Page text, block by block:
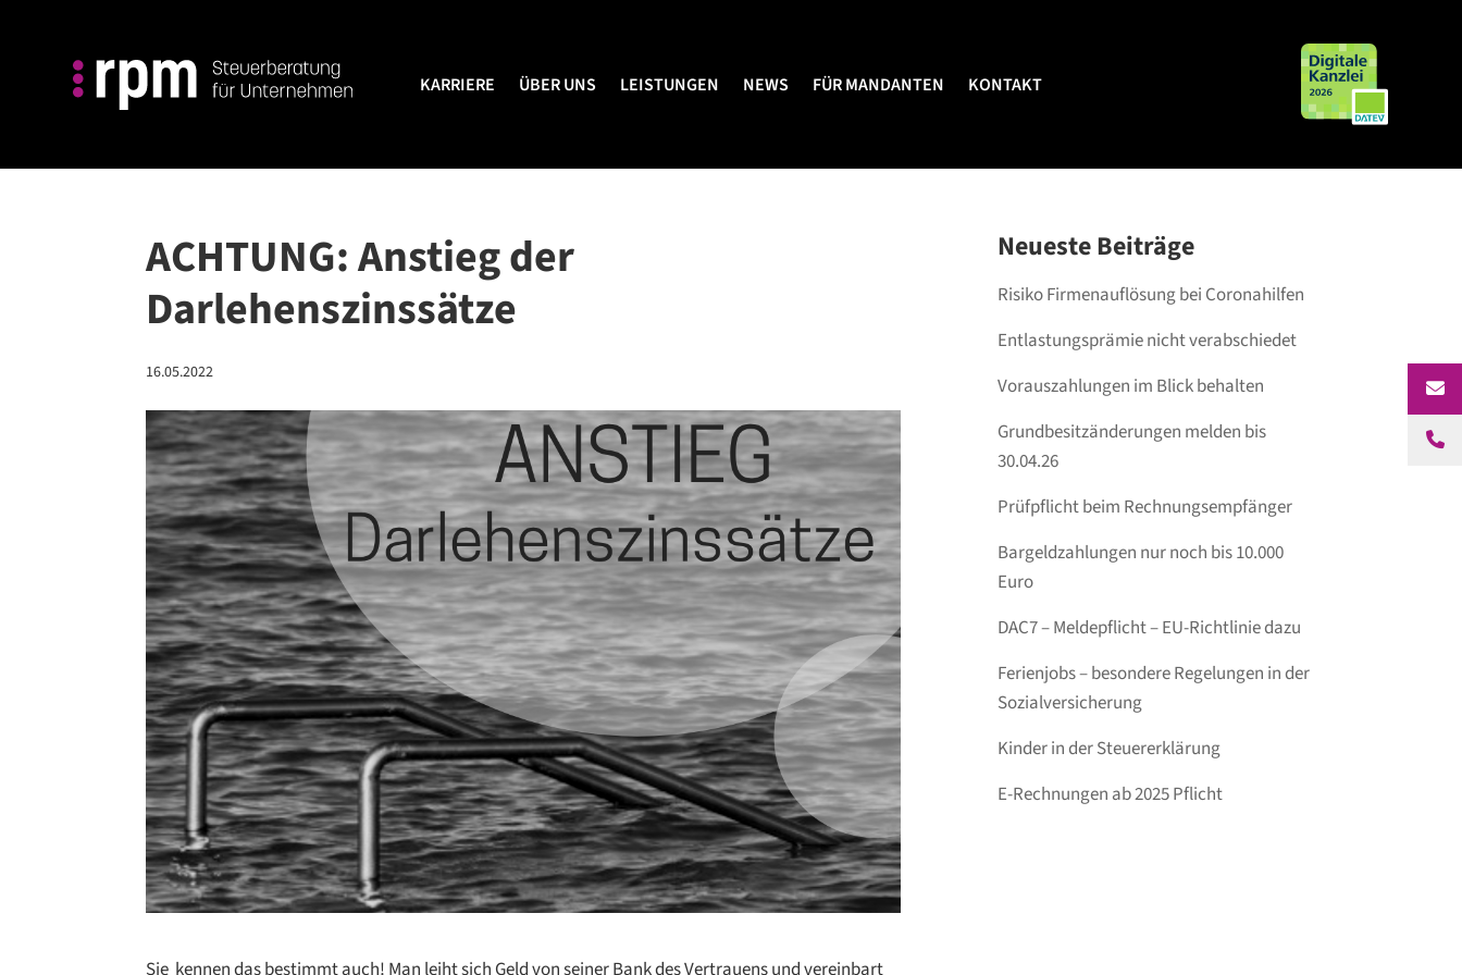
KARRIERE ÜBER UNS LEISTUNGEN NEWS FÜR MANDANTEN KONTAKT
ÜBER UNS FÜR MANDANTEN
ACHTUNG: Anstieg der
Darlehenszinssätze⁠
16.05.2022
Neueste Beiträge
Risiko Firmenauflösung bei Coronahilfen
Entlastungsprämie nicht verabschiedet
Vorauszahlungen im Blick behalten
Grundbesitzänderungen melden bis
30.04.26
Prüfpflicht beim Rechnungsempfänger
Bargeldzahlungen nur noch bis 10.000
Euro
DAC7 – Meldepflicht – EU-Richtlinie dazu
Ferienjobs – besondere Regelungen in der
Sozialversicherung
Kinder in der Steuererklärung
E-Rechnungen ab 2025 Pflicht